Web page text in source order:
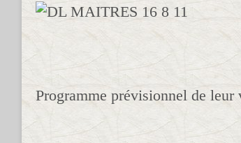
Programme prévisionnel de leur